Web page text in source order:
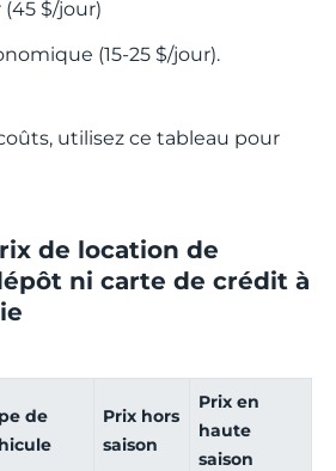
(45 $/jour)
(15-25 $/jour).
utilisez ce tableau pour
de location de
ni carte de crédit à
de
Prix hors
saison
Prix en
haute
saison